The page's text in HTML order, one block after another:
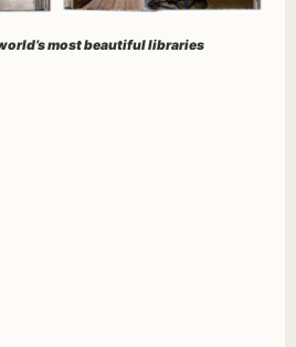
most beautiful libraries